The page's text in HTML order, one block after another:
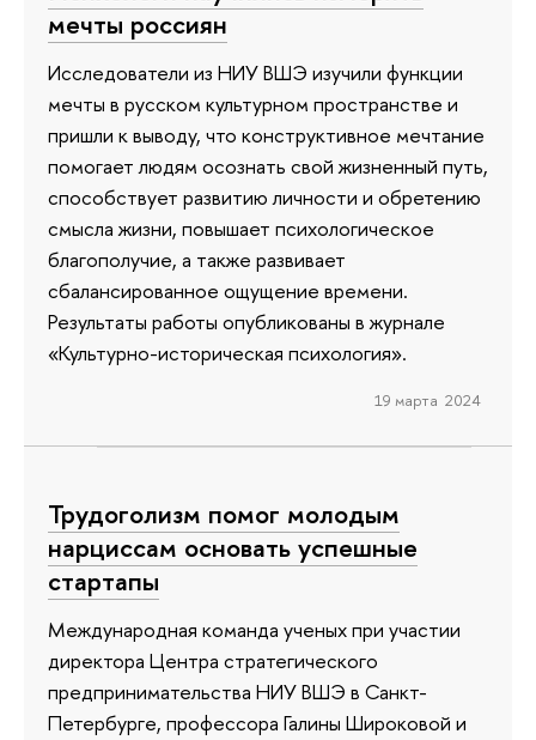
мечты россиян
Исследователи из НИУ ВШЭ изучили функции
мечты в русском культурном пространстве и
пришли к выводу, что конструктивное мечтание
помогает людям осознать свой жизненный путь,
способствует развитию личности и обретению
смысла жизни, повышает психологическое
благополучие, а также развивает
сбалансированное ощущение времени.
Результаты работы опубликованы в журнале
«Культурно-историческая психология».
19 марта 2024
Трудоголизм помог молодым
нарциссам основать успешные
стартапы
Международная команда ученых при участии
директора Центра стратегического
предпринимательства НИУ ВШЭ в Санкт-
Петербурге, профессора Галины Широковой и